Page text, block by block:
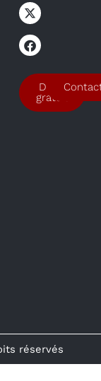
Devis
gratuit
réservés